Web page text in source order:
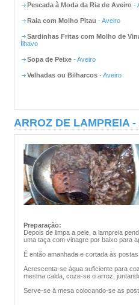
Pescada à Moda da Ria de Aveiro -
Raia com Molho Pitau - Aveiro
Sardinhas Fritas com Molho de
Ílhavo
Sopa de Peixe - Aveiro
Velhadas ou Bilharcos - Aveiro
ARROZ DE LAMPREIA -
Preparação:
Depois de limpa a pele, a lampreia
uma taça com vinagre por baixo para
É então amanhada e cortada às
Acrescenta-se água suficiente para
mesma calda, coze-se o arroz,
Serve-se à mesa colocando-se as